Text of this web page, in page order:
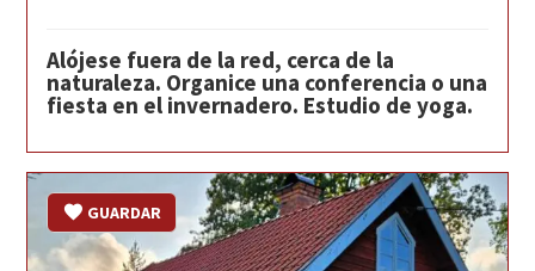
Alójese fuera de la red, cerca de la
naturaleza. Organice una conferencia o una
fiesta en el invernadero. Estudio de yoga.
GUARDAR